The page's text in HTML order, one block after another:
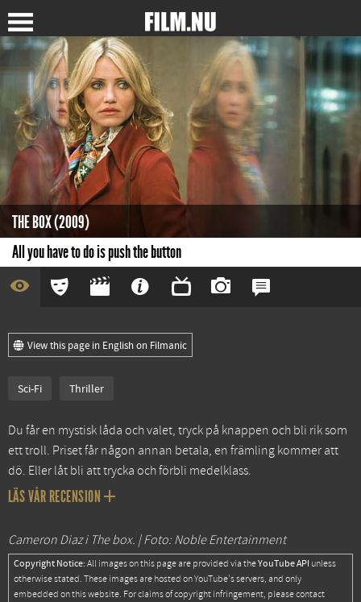
THE BOX (2009)
All you have to do is push the button
View this page in English on Filmanic
Sci-Fi Thriller
Du får en mystisk låda och valet, tryck på knappen och bli rik som
ett troll. Priset får någon annan betala, en främling kommer att
dö. Eller låt bli att trycka och förbli medelklass.
LÄS VÅR RECENSION
Cameron Diaz i The box. | Foto: Noble Entertainment
Copyright Notice: All images on this page are provided via theYouTube API unless
otherwise stated. These images are hosted on YouTube's servers, and only
embedded on this website. For claims of copyright infringement, please contact